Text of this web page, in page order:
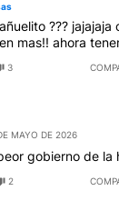
??? jajajaja
mas!! ahora
3
MAYO DE 2026
gobierno de la
2